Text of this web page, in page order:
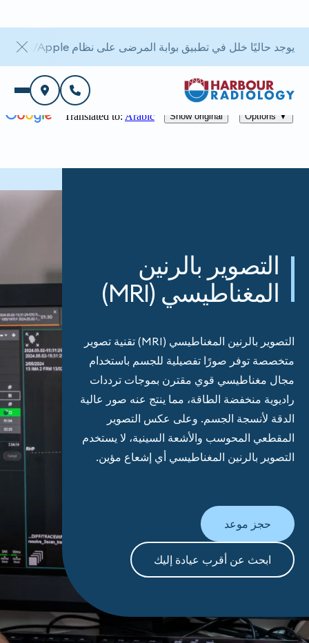
التصوير بالرنين
المغناطيسي (MRI)
التصوير بالرنين المغناطيسي (MRI) تقنية تصوير
متخصصة توفر صورًا تفصيلية للجسم باستخدام
مجال مغناطيسي قوي مقترن بموجات ترددات
راديوية منخفضة الطاقة، مما ينتج عنه صور عالية
الدقة لأنسجة الجسم. وعلى عكس التصوير
المقطعي المحوسب والأشعة السينية، لا يستخدم
التصوير بالرنين المغناطيسي أي إشعاع مؤين.
حجز موعد
ابحث عن أقرب عيادة إليك
يوجد حاليًا خلل في تطبيق بوابة المرضى على نظام iOS/Apple. أما بوابة الويب فهي متاحة.